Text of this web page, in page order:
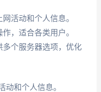
活动和个人信息。
，适合各类用户。
个服务器选项，优化
动和个人信息。